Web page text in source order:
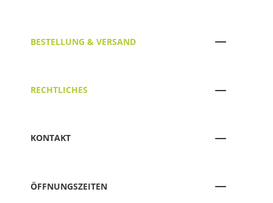
BESTELLUNG & VERSAND
RECHTLICHES
KONTAKT
ÖFFNUNGSZEITEN